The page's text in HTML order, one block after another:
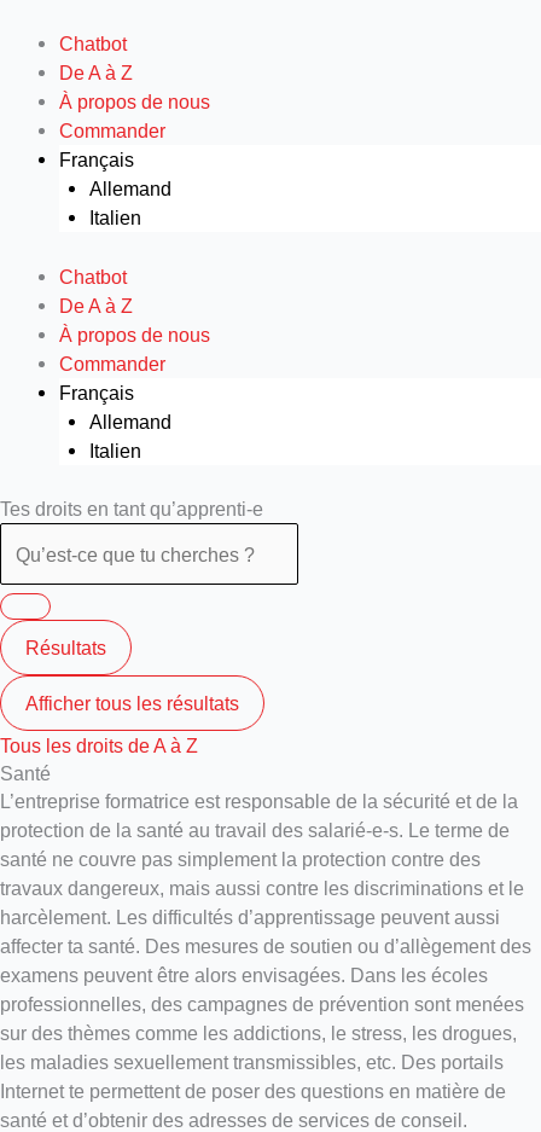
contenu
Chatbot
De A à Z
À propos de nous
Commander
Français
Allemand
Italien
Chatbot
De A à Z
À propos de nous
Commander
Français
Allemand
Italien
Tes droits en tant qu’apprenti-e
Search
Résultats
Afficher tous les résultats
Tous les droits de A à Z
Santé
L’entreprise formatrice est responsable de la sécurité et de la
protection de la santé au travail des salarié-e-s. Le terme de
santé ne couvre pas simplement la protection contre des
travaux dangereux, mais aussi contre les discriminations et le
harcèlement. Les difficultés d’apprentissage peuvent aussi
affecter ta santé. Des mesures de soutien ou d’allègement des
examens peuvent être alors envisagées. Dans les écoles
professionnelles, des campagnes de prévention sont menées
sur des thèmes comme les addictions, le stress, les drogues,
les maladies sexuellement transmissibles, etc. Des portails
Internet te permettent de poser des questions en matière de
santé et d’obtenir des adresses de services de conseil.
Search